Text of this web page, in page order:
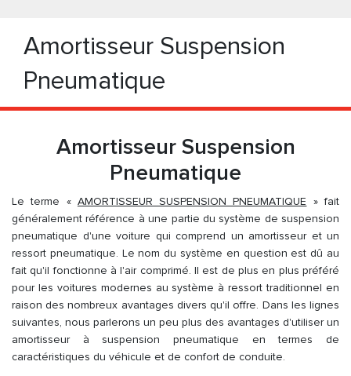
Amortisseur Suspension
Pneumatique
Amortisseur Suspension
Pneumatique
Le terme « AMORTISSEUR SUSPENSION PNEUMATIQUE » fait
généralement référence à une partie du système de suspension
pneumatique d'une voiture qui comprend un amortisseur et un
ressort pneumatique. Le nom du système en question est dû au
fait qu'il fonctionne à l'air comprimé. Il est de plus en plus préféré
pour les voitures modernes au système à ressort traditionnel en
raison des nombreux avantages divers qu'il offre. Dans les lignes
suivantes, nous parlerons un peu plus des avantages d'utiliser un
amortisseur à suspension pneumatique en termes de
caractéristiques du véhicule et de confort de conduite.